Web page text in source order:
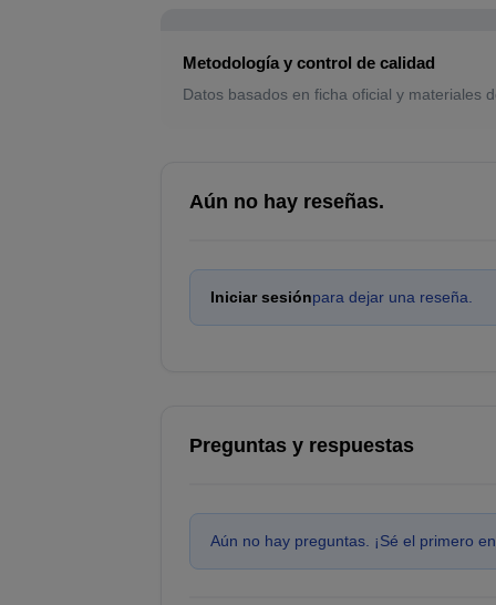
Metodología y control de calidad
Datos basados en ficha oficial y materiales
Aún no hay reseñas.
Iniciar sesiónpara dejar una reseña.
Preguntas y respuestas
Aún no hay preguntas. ¡Sé el primero